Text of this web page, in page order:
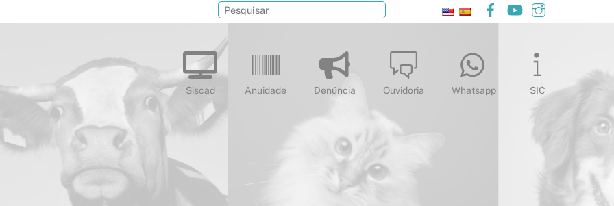
Facebook
YouTube
Siscad Anuidade Denúncia Ouvidoria Whatsapp SIC